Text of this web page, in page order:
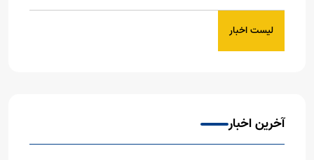
لیست اخبار
آخرین اخبار